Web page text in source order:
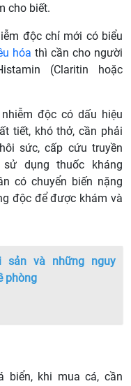
cho biết.
độc chỉ mới có biểu
hóa thì cần cho người
(Claritin hoặc
độc có dấu hiệu
tiết, khó thở, cần phải
sức, cấp cứu truyền
dụng thuốc kháng
có chuyển biến nặng
độc để được khám và
sản và những nguy
phòng
biển, khi mua cá, cần